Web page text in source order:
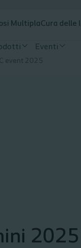
MultiplaCura delle
Eventi
event 2025
2025